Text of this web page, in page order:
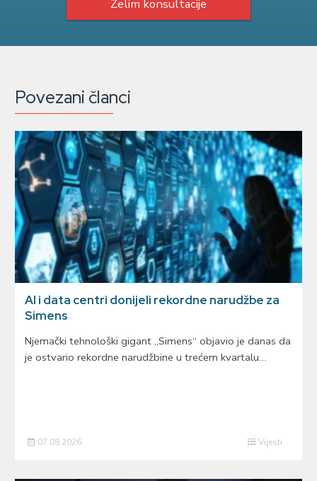
Želim konsultacije
Povezani članci
AI i data centri donijeli rekordne narudžbe za
Simens
Njemački tehnološki gigant „Simens“ objavio je danas da
je ostvario rekordne narudžbine u trećem kvartalu…
07.08.2026 Vijesti